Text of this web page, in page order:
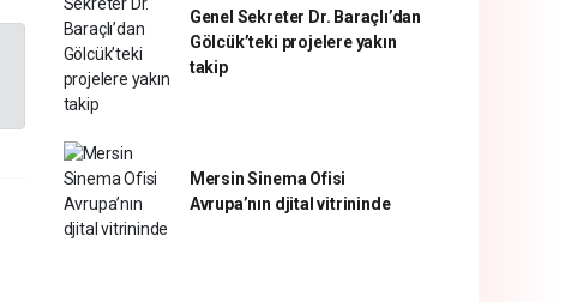
Genel Sekreter Dr. Baraçlı’dan
Gölcük’teki projelere yakın
takip
Mersin Sinema Ofisi
Avrupa’nın djital vitrininde